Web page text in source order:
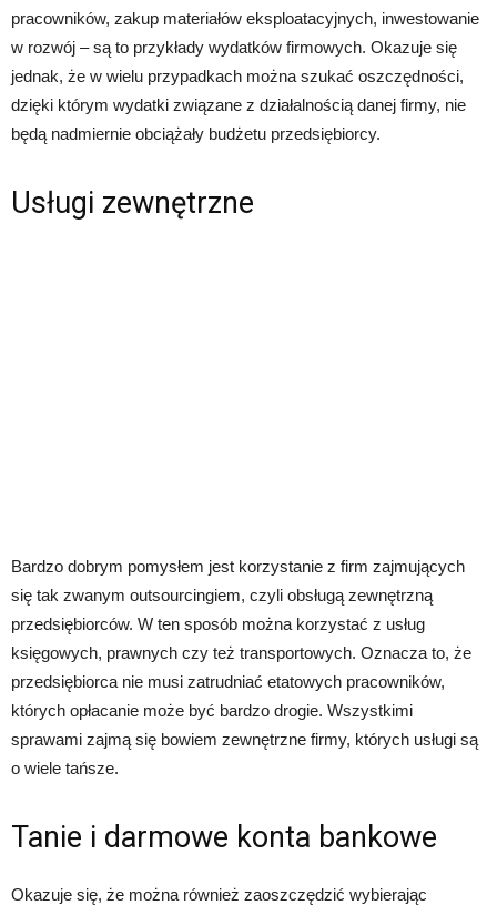
pracowników, zakup materiałów eksploatacyjnych, inwestowanie
w rozwój – są to przykłady wydatków firmowych. Okazuje się
jednak, że w wielu przypadkach można szukać oszczędności,
dzięki którym wydatki związane z działalnością danej firmy, nie
będą nadmiernie obciążały budżetu przedsiębiorcy.
Usługi zewnętrzne
Bardzo dobrym pomysłem jest korzystanie z firm zajmujących
się tak zwanym outsourcingiem, czyli obsługą zewnętrzną
przedsiębiorców. W ten sposób można korzystać z usług
księgowych, prawnych czy też transportowych. Oznacza to, że
przedsiębiorca nie musi zatrudniać etatowych pracowników,
których opłacanie może być bardzo drogie. Wszystkimi
sprawami zajmą się bowiem zewnętrzne firmy, których usługi są
o wiele tańsze.
Tanie i darmowe konta bankowe
Okazuje się, że można również zaoszczędzić wybierając